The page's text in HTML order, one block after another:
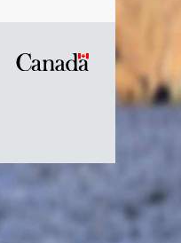
Symbole
Canada